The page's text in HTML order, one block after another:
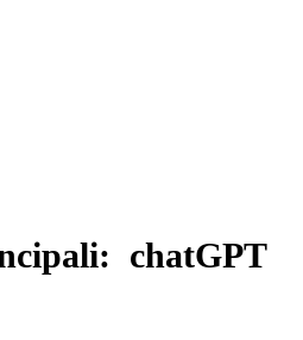
chatGPT